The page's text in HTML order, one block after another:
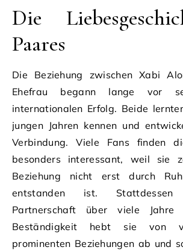
Die
Paares
Die Beziehung zwischen Xabi
Ehefrau begann lange vor
internationalen Erfolg. Beide
jungen Jahren kennen und
Verbindung. Viele Fans finden
besonders interessant, weil sie
Beziehung nicht erst durch
entstanden ist.
Partnerschaft über viele Jahre
Beständigkeit hebt sie von
prominenten Beziehungen ab und